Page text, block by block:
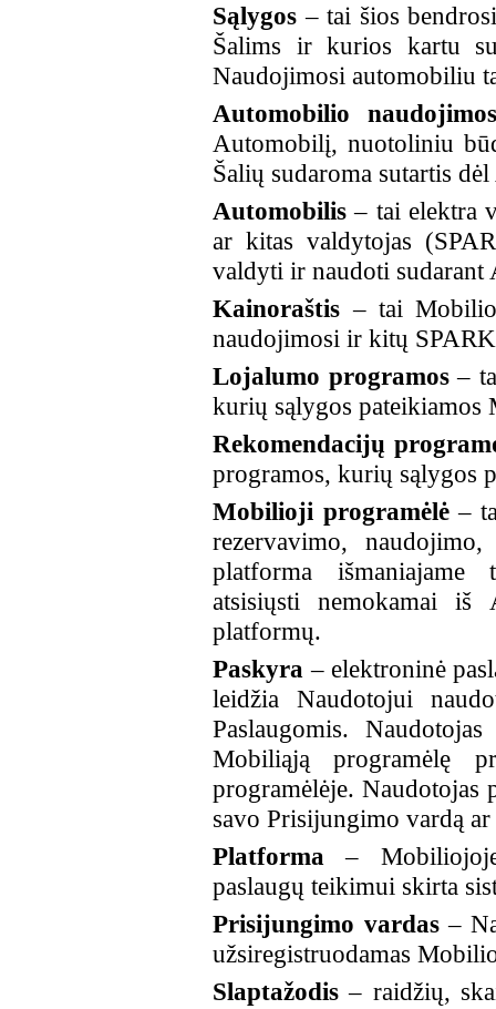
Sąlygos – tai šios
Šalims ir kurios kartu
Naudojimosi automobiliu
Automobilio
Automobilį, nuotoliniu
Šalių sudaroma sutartis
Automobilis– tai elektra
ar kitas valdytojas
valdyti ir naudoti
Kainoraštis – tai
naudojimosi ir kitų
Lojalumo programos–
kurių sąlygos
Rekomendacijų
programos, kurių sąlygos
Mobilioji programėlė–
rezervavimo,
platforma išmaniajame
atsisiųsti nemokamai
platformų.
Paskyra– elektroninė
leidžia Naudotojui
Paslaugomis.
Mobiliąją programėlę
programėlėje. Naudotojas
savo Prisijungimo vardą
Platforma –
paslaugų teikimui skirta
Prisijungimo vardas–
užsiregistruodamas
Slaptažodis– raidžių,